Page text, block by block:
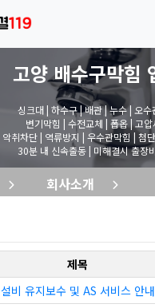
고양 배수구막힘
싱크대 | 하수구 | 배관 | 누수 | 오수
변기막힘 | 수전교체 | 폽옵 | 고압
악취차단 | 역류방지 | 우수관막힘 | 첨
30분 내 신속출동 | 미해결시 출장
회사소개
제목
설비 유지보수 및 AS 서비스 안내